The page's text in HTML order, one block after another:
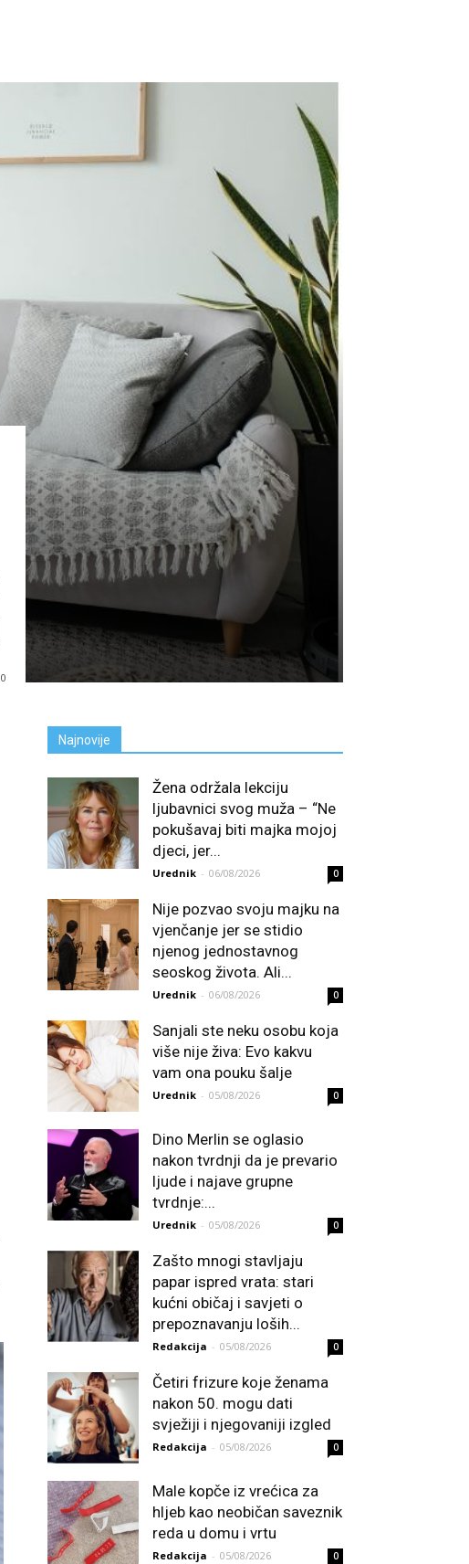
0
Najnovije
Žena održala lekciju
ljubavnici svog muža – “Ne
pokušavaj biti majka mojoj
djeci, jer...
Urednik - 06/08/2026 0
Nije pozvao svoju majku na
vjenčanje jer se stidio
njenog jednostavnog
seoskog života. Ali...
Urednik - 06/08/2026 0
Sanjali ste neku osobu koja
više nije živa: Evo kakvu
vam ona pouku šalje
Urednik - 05/08/2026 0
Dino Merlin se oglasio
nakon tvrdnji da je prevario
ljude i najave grupne
tvrdnje:...
Urednik - 05/08/2026 0
Zašto mnogi stavljaju
papar ispred vrata: stari
kućni običaj i savjeti o
prepoznavanju loših...
Redakcija - 05/08/2026 0
Četiri frizure koje ženama
nakon 50. mogu dati
svježiji i njegovaniji izgled
Redakcija - 05/08/2026 0
Male kopče iz vrećica za
hljeb kao neobičan saveznik
reda u domu i vrtu
Redakcija - 05/08/2026 0